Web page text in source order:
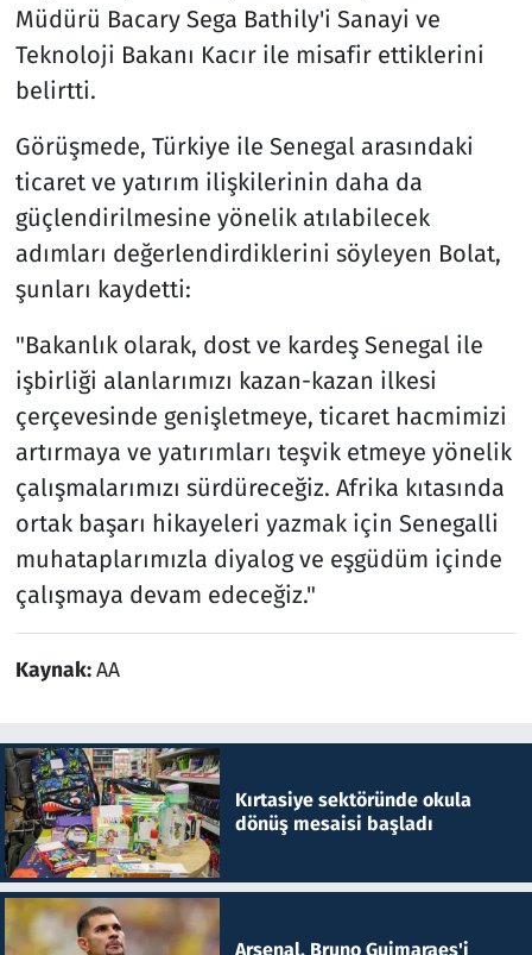
Müdürü Bacary Sega Bathily'i Sanayi ve
Teknoloji Bakanı Kacır ile misafir ettiklerini
belirtti.
Görüşmede, Türkiye ile Senegal arasındaki
ticaret ve yatırım ilişkilerinin daha da
güçlendirilmesine yönelik atılabilecek
adımları değerlendirdiklerini söyleyen Bolat,
şunları kaydetti:
"Bakanlık olarak, dost ve kardeş Senegal ile
işbirliği alanlarımızı kazan-kazan ilkesi
çerçevesinde genişletmeye, ticaret hacmimizi
artırmaya ve yatırımları teşvik etmeye yönelik
çalışmalarımızı sürdüreceğiz. Afrika kıtasında
ortak başarı hikayeleri yazmak için Senegalli
muhataplarımızla diyalog ve eşgüdüm içinde
çalışmaya devam edeceğiz."
Kaynak:AA
Kırtasiye sektöründe okula
dönüş mesaisi başladı
Arsenal, Bruno Guimaraes'i